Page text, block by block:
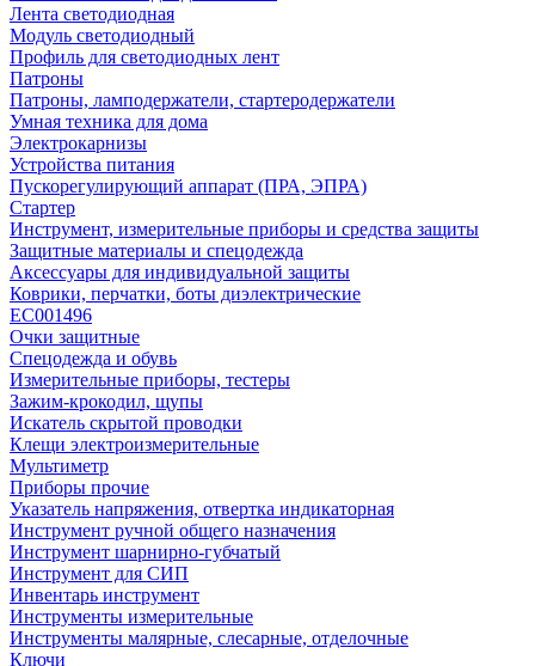
Лента светодиодная
Модуль светодиодный
Профиль для светодиодных лент
Патроны
Патроны, ламподержатели, стартеродержатели
Умная техника для дома
Электрокарнизы
Устройства питания
Пускорегулирующий аппарат (ПРА, ЭПРА)
Стартер
Инструмент, измерительные приборы и средства защиты
Защитные материалы и спецодежда
Аксессуары для индивидуальной защиты
Коврики, перчатки, боты диэлектрические
EC001496
Очки защитные
Спецодежда и обувь
Измерительные приборы, тестеры
Зажим-крокодил, щупы
Искатель скрытой проводки
Клещи электроизмерительные
Мультиметр
Приборы прочие
Указатель напряжения, отвертка индикаторная
Инструмент ручной общего назначения
Инструмент шарнирно-губчатый
Инструмент для СИП
Инвентарь инструмент
Инструменты измерительные
Инструменты малярные, слесарные, отделочные
Ключи